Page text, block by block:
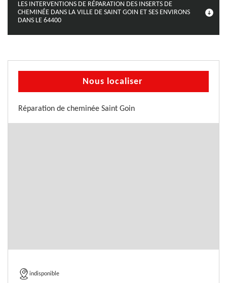
LES INTERVENTIONS DE RÉPARATION DES INSERTS DE
CHEMINÉE DANS LA VILLE DE SAINT GOIN ET SES ENVIRONS
DANS LE 64400
Nous localiser
Réparation de cheminée Saint Goin
indisponible